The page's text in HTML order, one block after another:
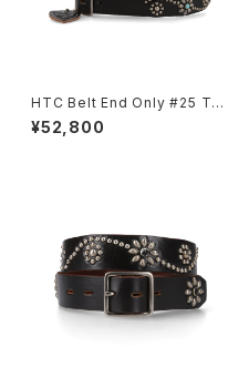
HTC Belt End Only #25 TQ
LG 1.25
¥52,800